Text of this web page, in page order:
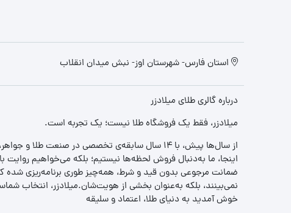
استان فارس- شهرستان اوز- نبش میدان انقلاب
درباره گالری طلای میلادزر
میلادزر، فقط یک فروشگاه طلا نیست؛ یک تجربه‌ است.
از سال‌ها پیش، با ۱۴ سال سابقه‌ی تخصصی در صنعت طلا و جواهر، مسیری را آغاز کردیم تا «اعتماد» را با «زیبایی» ترکیب کنیم.
اینجا، ما به‌دنبال فروش لحظه‌ها نیستیم؛ بلکه می‌خواهیم روایت
ضمانت مرجوعی بدون قید و شرط، همه‌چیز طوری برنامه‌ریزی شده
نمی‌بینند، بلکه به‌عنوان بخشی از هویت‌شان.میلادزر، انتخاب
خوش آمدید به دنیای طلا، اعتماد و سلیقه